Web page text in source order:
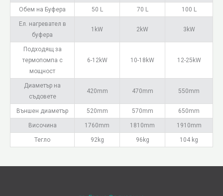
Обем на Буфера 50 L 70 L 100 L
Ел. нагревател в
буфера
1kW 2kW 3kW
Подходящ за
термопомпа с
мощност
6-12kW 10-18kW 12-25kW
Диаметър на
съдовете
420mm 470mm 550mm
Външен диаметър 520mm 570mm 650mm
Височина 1760mm 1810mm 1910mm
Тегло 92kg 96kg 104 kg